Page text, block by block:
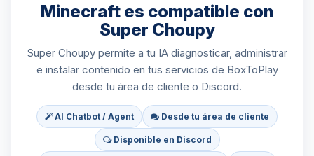
Minecraft es compatible con
Super Choupy
Super Choupy permite a tu IA diagnosticar, administrar
e instalar contenido en tus servicios de BoxToPlay
desde tu área de cliente o Discord.
AI Chatbot / Agent Desde tu área de cliente
Disponible en Discord